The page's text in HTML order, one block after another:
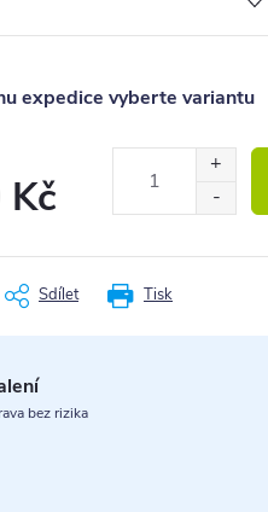
expedice vyberte variantu
Tisk
Sdílet
bez rizika